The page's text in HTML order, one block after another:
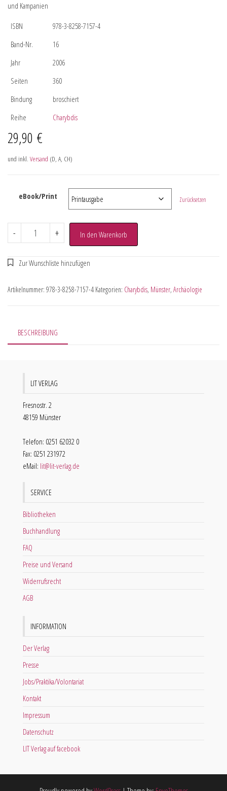
und Kampanien
ISBN
978-3-8258-7157-4
Band-Nr.
16
Jahr
2006
Seiten
360
Bindung
broschiert
Reihe
Charybdis
29,90 €
und inkl. Versand (D, A, CH)
eBook/Print Zurücksetzen
- + In den Warenkorb
Artikelnummer: 978-3-8258-7157-4 Kategorien: Charybdis, Münster, Archäologie
BESCHREIBUNG
LIT VERLAG
Fresnostr. 2
48159 Münster
Telefon: 0251 62032 0
Fax: 0251 231972
eMail: lit@lit-verlag.de
SERVICE
Bibliotheken
Buchhandlung
FAQ
Preise und Versand
Widerrufsrecht
AGB
INFORMATION
Der Verlag
Presse
Jobs/Praktika/Volontariat
Kontakt
Impressum
Datenschutz
LIT Verlag auf facebook